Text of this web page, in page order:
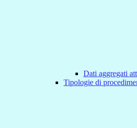
Dati aggregati
Tipologie di